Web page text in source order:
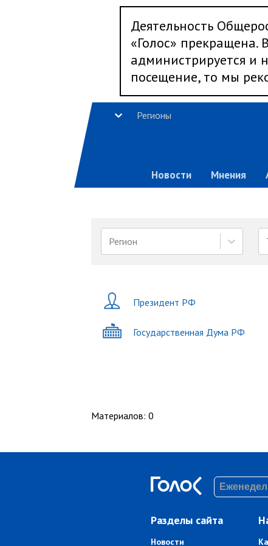
Деятельность
«Голос» прекращена.
администрируется и
посещение, то мы
Регионы
Новости Мнения
Регион
Президент РФ
Государственная Дума РФ
Материалов: 0
Разделы сайта
Новости